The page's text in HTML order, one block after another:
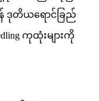
န် ဒုတိယရောင်ခြည်
ကုထုံးများကို